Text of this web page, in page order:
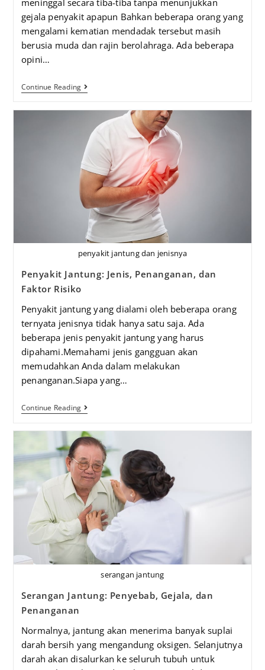
gejala penyakit apapun Bahkan beberapa orang yang
mengalami kematian mendadak tersebut masih
berusia muda dan rajin berolahraga. Ada beberapa
opini…
Continue Reading
penyakit jantung dan jenisnya
Penyakit Jantung: Jenis, Penanganan, dan
Faktor Risiko
Penyakit jantung yang dialami oleh beberapa orang
ternyata jenisnya tidak hanya satu saja. Ada
beberapa jenis penyakit jantung yang harus
dipahami.Memahami jenis gangguan akan
memudahkan Anda dalam melakukan
penanganan.Siapa yang…
Continue Reading
serangan jantung
Serangan Jantung: Penyebab, Gejala, dan
Penanganan
Normalnya, jantung akan menerima banyak suplai
darah bersih yang mengandung oksigen. Selanjutnya
darah akan disalurkan ke seluruh tubuh untuk